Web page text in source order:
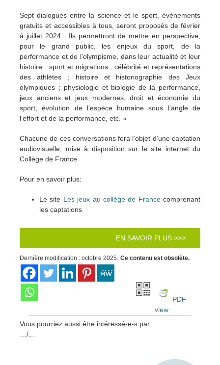
Sept dialogues entre la science et le sport, événements
gratuits et accessibles à tous, seront proposés de février
à juillet 2024. Ils permettront de mettre en perspective,
pour le grand public, les enjeux du sport, de la
performance et de l’olympisme, dans leur actualité et leur
histoire : sport et migrations ; célébrité et représentations
des athlètes ; histoire et historiographie des Jeux
olympiques ; physiologie et biologie de la performance,
jeux anciens et jeux modernes, droit et économie du
sport, évolution de l’espèce humaine sous l’angle de
l’effort et de la performance, etc. »
Chacune de ces conversations fera l’objet d’une captation
audiovisuelle, mise à disposition sur le site internet du
Collège de France.
Pour en savoir plus:
Le site Les jeux au collège de Francecomprenant
les captations
EN SAVOIR PLUS >>>
Dernière modification : octobre 2025. Ce contenu est obsolète.
PDF
view
Vous pourriez aussi être intéressé-e-s par :
…/…